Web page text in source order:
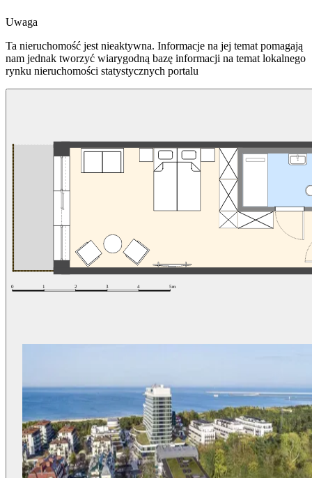
Uwaga
Ta nieruchomość jest nieaktywna. Informacje na jej temat pomagają
nam jednak tworzyć wiarygodną bazę informacji na temat lokalnego
rynku nieruchomości statystycznych portalu